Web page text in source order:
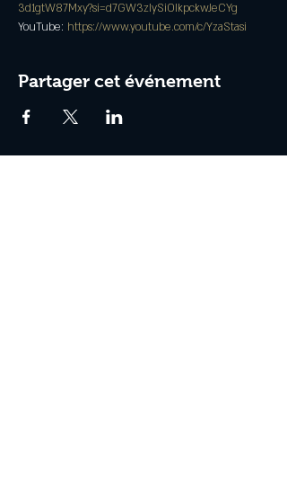
3d1gtW87Mxy?si=d7GW3zIySiOIkpckwJeCYg
YouTube: https://www.youtube.com/c/YzaStasi
Partager cet événement